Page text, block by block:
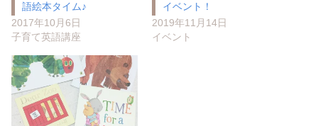
語絵本タイム♪
2017年10月6日
子育て英語講座
イベント！
2019年11月14日
イベント